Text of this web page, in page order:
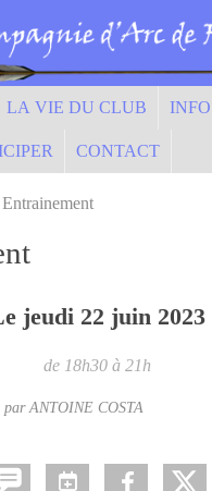
LA VIE DU CLUB
CONTACT
Entrainement
jeudi 22 juin 2023
de 18h30 à 21h
par ANTOINE COSTA
cookies